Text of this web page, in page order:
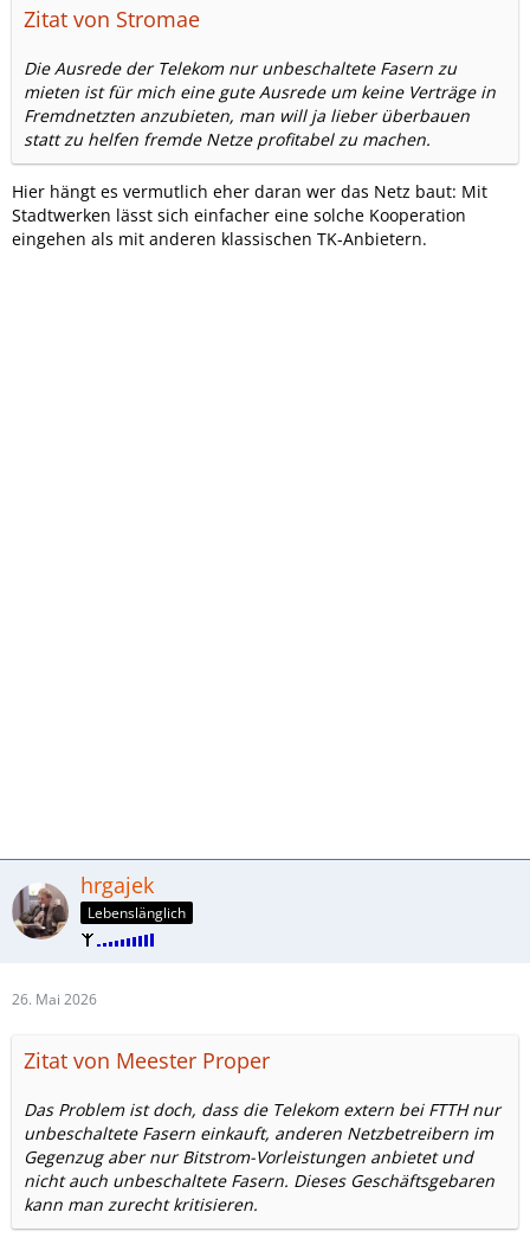
Zitat von Stromae
Die Ausrede der Telekom nur unbeschaltete Fasern zu
mieten ist für mich eine gute Ausrede um keine Verträge in
Fremdnetzten anzubieten, man will ja lieber überbauen
statt zu helfen fremde Netze profitabel zu machen.
Hier hängt es vermutlich eher daran wer das Netz baut: Mit
Stadtwerken lässt sich einfacher eine solche Kooperation
eingehen als mit anderen klassischen TK-Anbietern.
hrgajek
Lebenslänglich
26. Mai 2026
Zitat von Meester Proper
Das Problem ist doch, dass die Telekom extern bei FTTH nur
unbeschaltete Fasern einkauft, anderen Netzbetreibern im
Gegenzug aber nur Bitstrom-Vorleistungen anbietet und
nicht auch unbeschaltete Fasern. Dieses Geschäftsgebaren
kann man zurecht kritisieren.